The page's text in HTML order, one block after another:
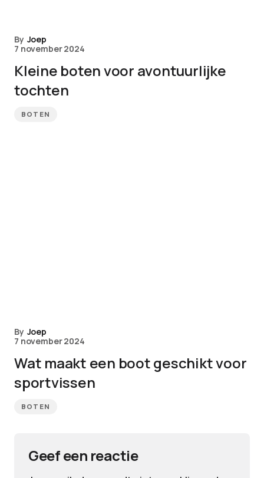
By Joep
7 november 2024
Kleine boten voor avontuurlijke
tochten
BOTEN
By Joep
7 november 2024
Wat maakt een boot geschikt voor
sportvissen
BOTEN
Geef een reactie